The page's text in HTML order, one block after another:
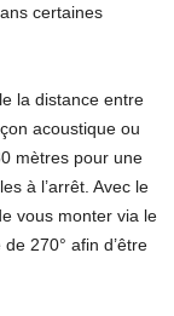
certaines
la distance entre
acoustique ou
mètres pour une
à l’arrêt. Avec le
vous monter via le
270° afin d’être